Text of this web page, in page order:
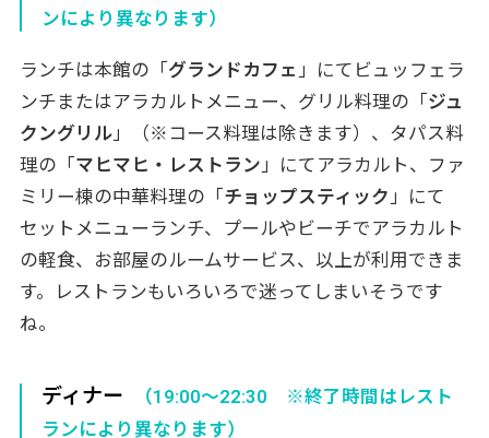
ンにより異なります）
ランチは本館の「グランドカフェ 」にてビュッフェラ
ンチまたはアラカルトメニュー、グリル料理の「ジュ
クングリル」（※コース料理は除きます）、タパス料
理の「マヒマヒ・レストラン 」にてアラカルト、ファ
ミリー棟の中華料理の「チョップスティック 」にて
セットメニューランチ、プールやビーチでアラカルト
の軽食、お部屋のルームサービス、以上が利用できま
す。レストランもいろいろで迷ってしまいそうです
ね。
ディナー
（19:00～22:30 ※終了時間はレスト
ランにより異なります）